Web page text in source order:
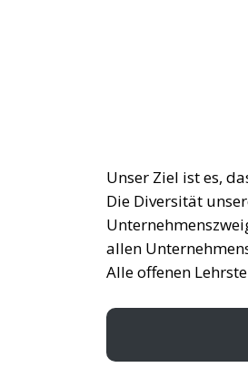
Unser Ziel ist es,
Die Diversität
allen
Alle offenen